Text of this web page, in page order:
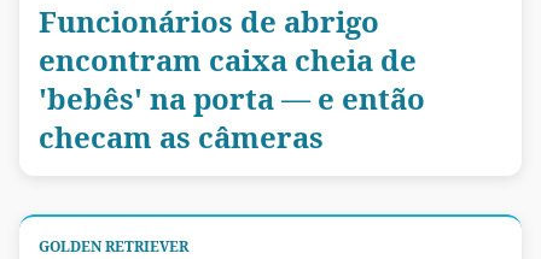
Funcionários de abrigo
encontram caixa cheia de
'bebês' na porta — e então
checam as câmeras
GOLDEN RETRIEVER